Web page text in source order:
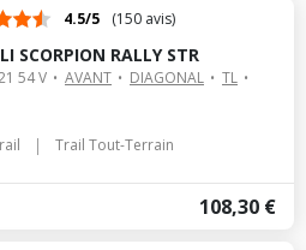
4.5/5 (150 avis)
SCORPION RALLY STR
54 V AVANT DIAGONAL
TL
| Trail Tout-Terrain
108,30 €